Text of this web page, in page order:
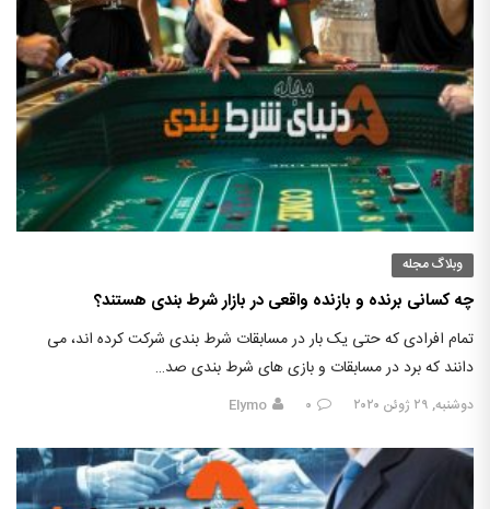
وبلاگ مجله
چه کسانی برنده و بازنده واقعی در بازار شرط بندی هستند؟
تمام افرادی که حتی یک بار در مسابقات شرط بندی شرکت کرده اند، می
دانند که برد در مسابقات و بازی های شرط بندی صد…
دوشنبه, ۲۹ ژوئن ۲۰۲۰ ۰ Elymo